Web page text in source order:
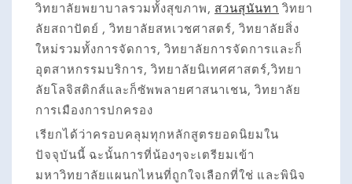
วิทยาลัยพยาบาลรวมทั้งสุขภาพ, สวนสุนันทา วิทยา
ลัยสถาปัตย์ , วิทยาลัยสหเวชศาสตร์, วิทยาลัยสิ่ง
ใหม่รวมทั้งการจัดการ, วิทยาลัยการจัดการและก็
อุตสาหกรรมบริการ, วิทยาลัยนิเทศศาสตร์,วิทยา
ลัยโลจิสติกส์และก็ซัพพลายศาสนาเชน, วิทยาลัย
การเมืองการปกครอง
เรียกได้ว่าครอบคลุมทุกหลักสูตรยอดนิยมใน
ปัจจุบันนี้ ฉะนั้นการที่น้องๆจะเตรียมเข้า
มหาวิทยาลัยแผนกไหนที่ถูกใจเลือกที่ใช่ และพินิจ